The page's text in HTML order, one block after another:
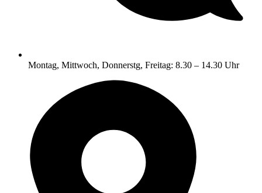
Montag, Mittwoch, Donnerstg, Freitag: 8.30 – 14.30 Uhr